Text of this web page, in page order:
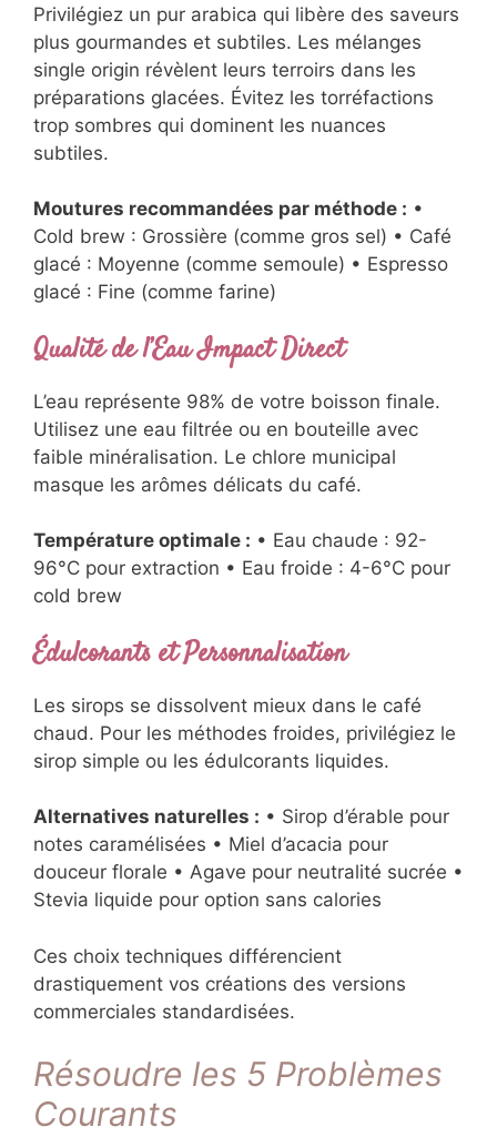
Privilégiez un pur arabica qui libère des saveurs
plus gourmandes et subtiles. Les mélanges
single origin révèlent leurs terroirs dans les
préparations glacées. Évitez les torréfactions
trop sombres qui dominent les nuances
subtiles.
Moutures recommandées par méthode : •
Cold brew : Grossière (comme gros sel) • Café
glacé : Moyenne (comme semoule) • Espresso
glacé : Fine (comme farine)
Qualité de l’Eau Impact Direct
L’eau représente 98% de votre boisson finale.
Utilisez une eau filtrée ou en bouteille avec
faible minéralisation. Le chlore municipal
masque les arômes délicats du café.
Température optimale : • Eau chaude : 92-
96°C pour extraction • Eau froide : 4-6°C pour
cold brew
Édulcorants et Personnalisation
Les sirops se dissolvent mieux dans le café
chaud. Pour les méthodes froides, privilégiez le
sirop simple ou les édulcorants liquides.
Alternatives naturelles : • Sirop d’érable pour
notes caramélisées • Miel d’acacia pour
douceur florale • Agave pour neutralité sucrée •
Stevia liquide pour option sans calories
Ces choix techniques différencient
drastiquement vos créations des versions
commerciales standardisées.
Résoudre les 5 Problèmes
Courants